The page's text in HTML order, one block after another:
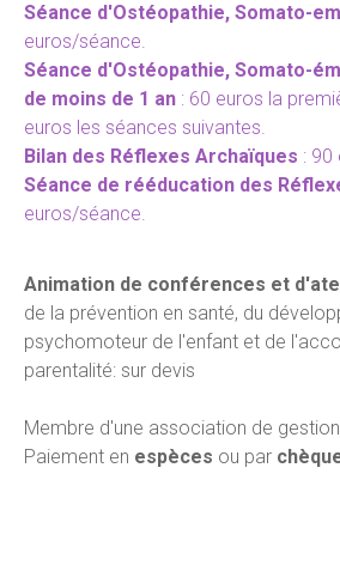
Séance d'Ostéopathie, Somato-
euros/séance.
Séance d'Ostéopathie, Somato-
de moins de 1 an : 60 euros la
euros les séances suivantes.
Bilan des Réflexes Archaïques : 90
Séance de rééducation des
euros/séance.
Animation de conférences et
de la prévention en santé, du
psychomoteur de l'enfant et de
parentalité: sur devis
Membre d'une association de
Paiement en espèces ou par